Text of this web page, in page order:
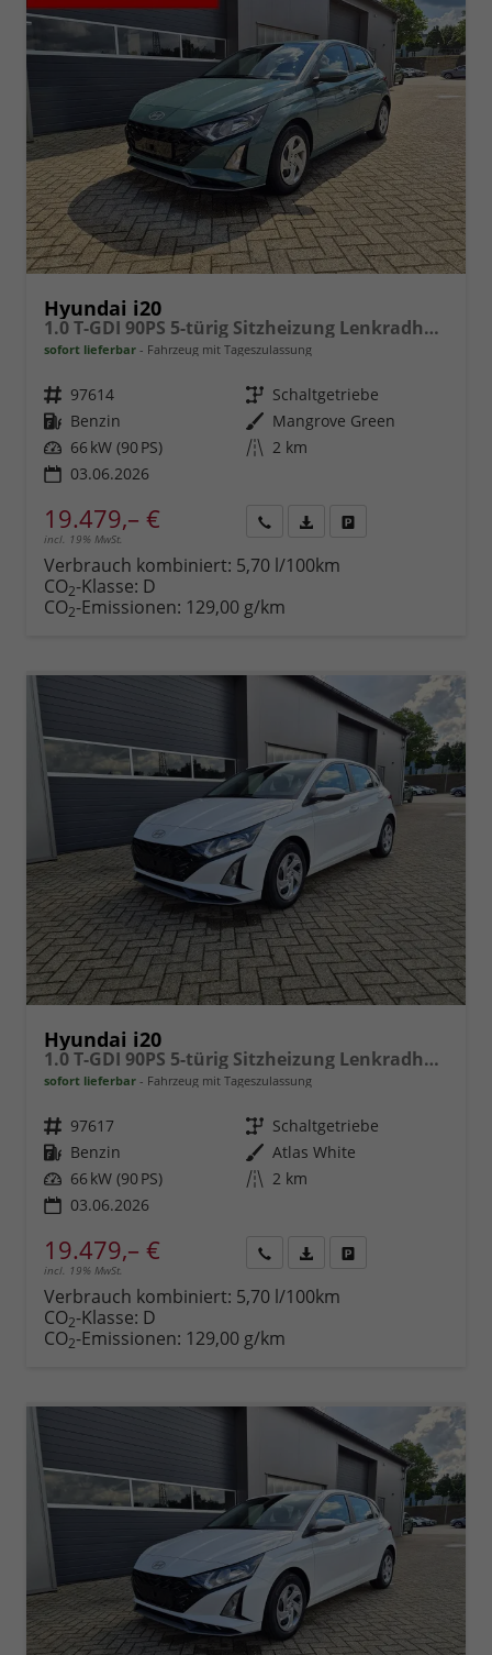
Hyundai i20
1.0 T-GDI 90PS 5-türig Sitzheizung Lenkradheizung Rückf.Kamera PDC Klima Apple CarPlay Android Auto Tempomat Touchscreen
sofort lieferbar Fahrzeug mit Tageszulassung
Fahrzeugnr. 97614 Getriebe Schaltgetriebe
Kraftstoff Benzin Außenfarbe Mangrove Green
Leistung 66 kW (90 PS) Kilometerstand 2 km
03.06.2026
19.479,– €
incl. 19% MwSt.
anfordern
Datei,
Verbrauch kombiniert: 5,70 l/100km
CO2-Klasse: D
CO2-Emissionen: 129,00 g/km
Hyundai i20
1.0 T-GDI 90PS 5-türig Sitzheizung Lenkradheizung Rückf.Kamera PDC Klima Apple CarPlay Android Auto Tempomat Touchscreen
sofort lieferbar Fahrzeug mit Tageszulassung
Fahrzeugnr. 97617 Getriebe Schaltgetriebe
Kraftstoff Benzin Außenfarbe Atlas White
Leistung 66 kW (90 PS) Kilometerstand 2 km
03.06.2026
19.479,– €
incl. 19% MwSt.
anfordern
Datei,
Verbrauch kombiniert: 5,70 l/100km
CO2-Klasse: D
CO2-Emissionen: 129,00 g/km